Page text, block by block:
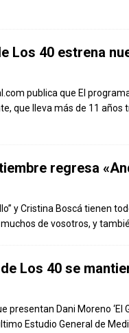
Los 40 estrena
publica que El
que lleva más de 11
regresa
y Cristina Boscá tienen
muchos de vosotros, y
Los 40 se
presentan Dani Moreno ‘El
Estudio General de